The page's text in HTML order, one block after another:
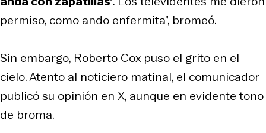
permiso, como ando enfermita”, bromeó.
Sin embargo, Roberto Cox puso el grito en el
cielo. Atento al noticiero matinal, el comunicador
publicó su opinión en X, aunque en evidente tono
de broma.